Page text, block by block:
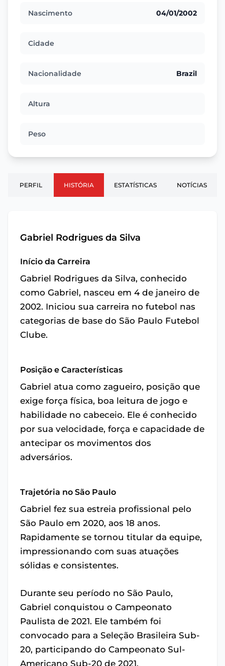
Nascimento 04/01/2002
Cidade
Nacionalidade Brazil
Altura
Peso
PERFIL HISTÓRIA ESTATÍSTICAS NOTÍCIAS
Gabriel Rodrigues da Silva
Início da Carreira
Gabriel Rodrigues da Silva, conhecido
como Gabriel, nasceu em 4 de janeiro de
2002. Iniciou sua carreira no futebol nas
categorias de base do São Paulo Futebol
Clube.
Posição e Características
Gabriel atua como zagueiro, posição que
exige força física, boa leitura de jogo e
habilidade no cabeceio. Ele é conhecido
por sua velocidade, força e capacidade de
antecipar os movimentos dos
adversários.
Trajetória no São Paulo
Gabriel fez sua estreia profissional pelo
São Paulo em 2020, aos 18 anos.
Rapidamente se tornou titular da equipe,
impressionando com suas atuações
sólidas e consistentes.
Durante seu período no São Paulo,
Gabriel conquistou o Campeonato
Paulista de 2021. Ele também foi
convocado para a Seleção Brasileira Sub-
20, participando do Campeonato Sul-
Americano Sub-20 de 2021.